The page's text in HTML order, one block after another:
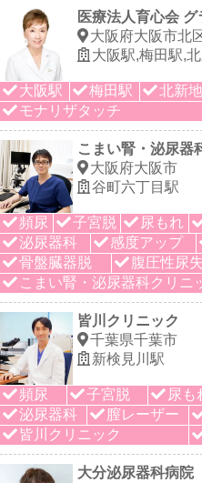
医療法人育心会
大阪府大阪市北
大阪駅,梅田駅,
大阪駅 梅田駅 北新
モナリザタッチ
こまい腎・泌尿器
大阪府大阪市
谷町六丁目駅
頻尿 子宮脱 尿もれ
泌尿器科
感度アップ
骨盤臓器脱
腹圧性尿
こまい腎・泌尿器科クリニ
皆川クリニック
千葉県千葉市
新検見川駅
頻尿 子宮脱 尿も
泌尿器科
膣レーザー
皆川クリニック
大分泌尿器科病院